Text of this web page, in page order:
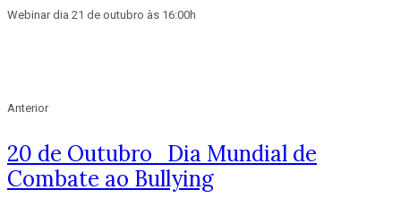
Webinar dia 21 de outubro às 16:00h
Anterior
20 de Outubro_Dia Mundial de
Combate ao Bullying